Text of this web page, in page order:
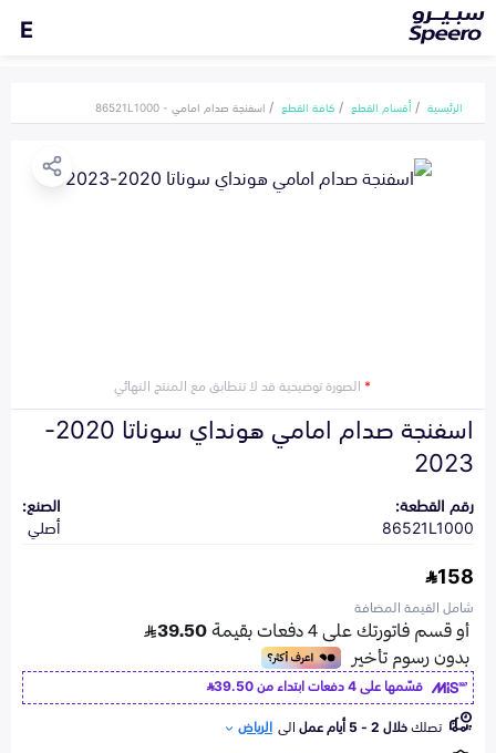
E
الرئيسية أقسام القطع كافة القطع اسفنجة صدام امامي - 86521L1000
*الصورة توضيحية قد لا تتطابق مع المنتج النهائي
اسفنجة صدام امامي هونداي سوناتا 2020-
2023
رقم القطعة:
86521L1000
الصنع:
أصلي
158
شامل القيمة المضافة
قسّمها على 4 دفعات ابتداء من
39.50
تصلكخلال 2 - 5 أيام عمل الى الرياض